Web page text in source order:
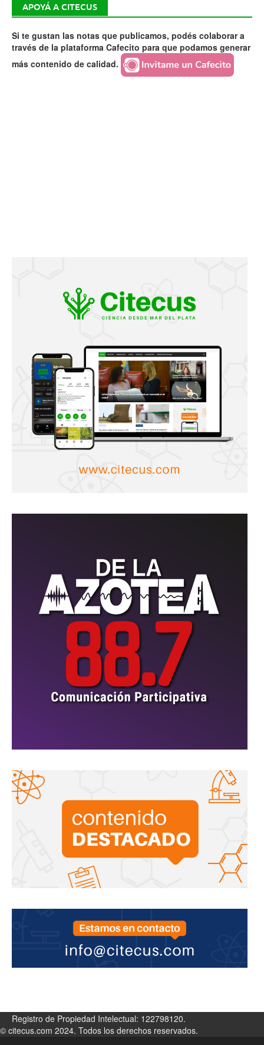
APOYÁ A CITECUS
Si te gustan las notas que publicamos, podés colaborar a
través de la plataforma Cafecito para que podamos generar
más contenido de calidad.
Registro de Propiedad Intelectual: 122798120.
© citecus.com 2024. Todos los derechos reservados.